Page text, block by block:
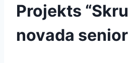
Projekts
novada